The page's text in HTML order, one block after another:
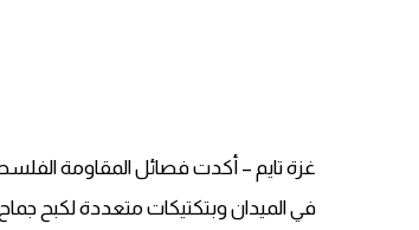
غزة تايم – أكدت فصائل المقاومة
في الميدان وبتكتيكات متعددة لكبح جماح